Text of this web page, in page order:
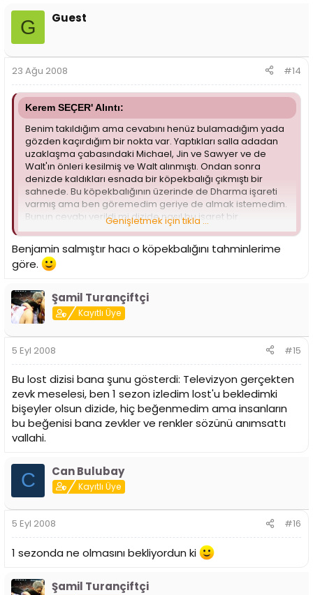
G Guest
23 Ağu 2008 #14
Kerem SEÇER' Alıntı:
Benim takıldığım ama cevabını henüz bulamadığım yada
gözden kaçırdığım bir nokta var. Yaptıkları salla adadan
uzaklaşma çabasındaki Michael, Jin ve Sawyer ve de
Walt'ın önleri kesilmiş ve Walt alınmıştı. Ondan sonra
denizde kaldıkları esnada bir köpekbalığı çıkmıştı bir
sahnede. Bu köpekbalığının üzerinde de Dharma işareti
varmış ama ben göremedim geriye de almak istemedim.
Bunun cevabı verildi mi dizide nasıl bu işaret bir
köğekbalığının üzerinde oluyor?
Genişletmek için tıkla ...
Benjamin salmıştır hacı o köpekbalığını tahminlerime
göre.
Şamil Turançiftçi
Kayıtlı Üye
5 Eyl 2008 #15
Bu lost dizisi bana şunu gösterdi: Televizyon gerçekten
zevk meselesi, ben 1 sezon izledim lost'u bekledimki
bişeyler olsun dizide, hiç beğenmedim ama insanların
bu beğenisi bana zevkler ve renkler sözünü anımsattı
vallahi.
C Can Bulubay
Kayıtlı Üye
5 Eyl 2008 #16
1 sezonda ne olmasını bekliyordun ki
Şamil Turançiftçi